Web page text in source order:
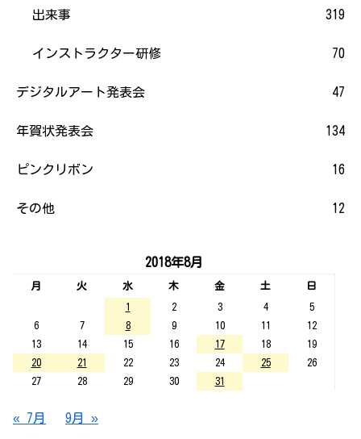
出来事 319
インストラクター研修 70
デジタルアート発表会 47
年賀状発表会 134
ピンクリボン 16
その他 12
2018年8月
月 火 水 木 金 土
日
1
2 3 4
5
6
7 8 9 10 11
12
13
14 15 16 17 18
19
20
21 22 23 24 25
26
27
28 29 30 31
« 7月 9月 »